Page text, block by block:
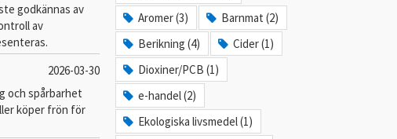
godkännas av
av
2026-03-30
och spårbarhet
köper frön för
Aromer (3)
Barnmat (2)
Berikning (4)
Cider (1)
Dioxiner/PCB (1)
e-handel (2)
Ekologiska livsmedel (1)